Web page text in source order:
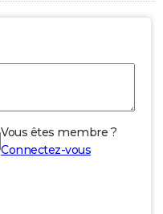
Vous êtes membre ?
Connectez-vous